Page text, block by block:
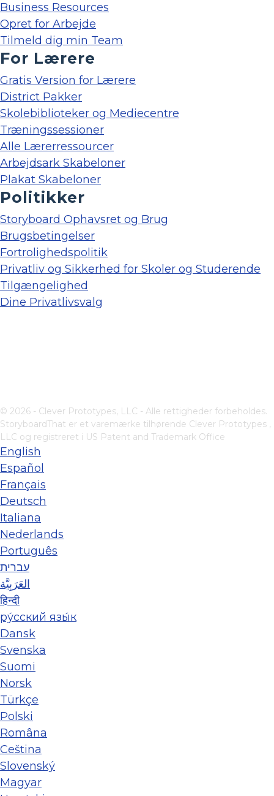
Business Resources
Opret for Arbejde
Tilmeld dig min Team
For Lærere
Gratis Version for Lærere
District Pakker
Skolebiblioteker og Mediecentre
Træningssessioner
Alle Lærerressourcer
Arbejdsark Skabeloner
Plakat Skabeloner
Politikker
Storyboard Ophavsret og Brug
Brugsbetingelser
Fortrolighedspolitik
Privatliv og Sikkerhed for Skoler og Studerende
Tilgængelighed
Dine Privatlivsvalg
© 2026 - Clever Prototypes, LLC - Alle rettigheder forbeholdes.
StoryboardThat er et varemærke tilhørende Clever Prototypes ,
LLC og registreret i US Patent and Trademark Office
English
Español
Français
Deutsch
Italiana
Nederlands
Português
עברית
العَرَبِيَّة
हिन्दी
ру́сский язы́к
Dansk
Svenska
Suomi
Norsk
Türkçe
Polski
Româna
Ceština
Slovenský
Magyar